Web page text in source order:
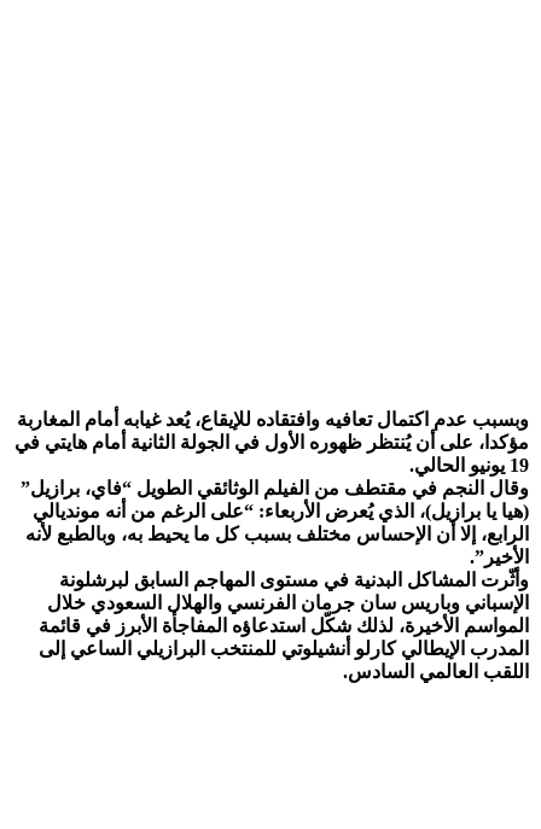
وبسبب عدم اكتمال تعافيه وافتقاده للإيقاع، يُعد غيابه أمام المغاربة
مؤكدا، على أن يُنتظر ظهوره الأول في الجولة الثانية أمام هايتي في
19 يونيو الحالي.
وقال النجم في مقتطف من الفيلم الوثائقي الطويل “فاي، برازيل”
(هيا يا برازيل)، الذي يُعرض الأربعاء: “على الرغم من أنه مونديالي
الرابع، إلا أن الإحساس مختلف بسبب كل ما يحيط به، وبالطبع لأنه
الأخير”.
وأثّرت المشاكل البدنية في مستوى المهاجم السابق لبرشلونة
الإسباني وباريس سان جرمان الفرنسي والهلال السعودي خلال
المواسم الأخيرة، لذلك شكّل استدعاؤه المفاجأة الأبرز في قائمة
المدرب الإيطالي كارلو أنشيلوتي للمنتخب البرازيلي الساعي إلى
اللقب العالمي السادس.